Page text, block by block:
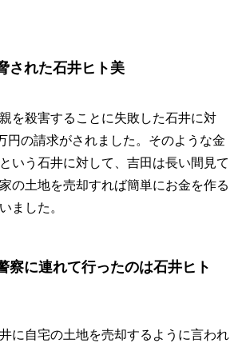
された石井ヒト美
を殺害することに失敗した石井に対
円の請求がされました。そのような金
いう石井に対して、吉田は長い間見て
の土地を売却すれば簡単にお金を作る
ました。
察に連れて行ったのは石井ヒト
に自宅の土地を売却するように言われ